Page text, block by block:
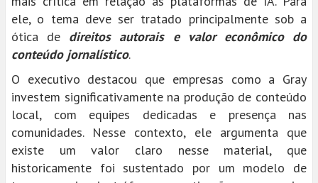
ele, o tema deve ser tratado principalmente sob a
ótica de direitos autorais e valor econômico do
conteúdo jornalístico.
O executivo destacou que empresas como a Gray
investem significativamente na produção de conteúdo
local, com equipes dedicadas e presença nas
comunidades. Nesse contexto, ele argumenta que
existe um valor claro nesse material, que
historicamente foi sustentado por um modelo de